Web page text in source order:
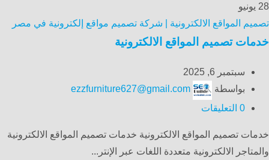
28 يونيو
تصميم المواقع الالكترونية | شركة تصميم مواقع إلكترونية في مصر
خدمات تصميم المواقع الالكترونية
سبتمبر 6, 2025
بواسطة
ezzfurniture627@gmail.com
0 التعليقات
خدمات تصميم المواقع الالكترونية خدمات تصميم المواقع الالكترونية
والمتاجر الالكترونية متعددة اللغات عبر الإنتر...